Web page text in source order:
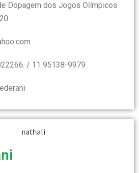
Dopagem dos Jogos Olímpicos
/ 11 95138-9979